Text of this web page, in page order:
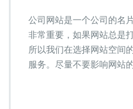
公司网站是一个公司的名
非常重要，如果网站总是
所以我们在选择网站空间
服务。尽量不要影响网站的